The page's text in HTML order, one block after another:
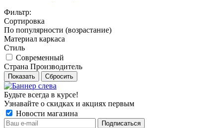
Фильтр:
Сортировка
По популярности (возрастание)
Материал каркаса
Стиль
Современный
Страна Производитель
Показать Сбросить
Будьте всегда в курсе!
Узнавайте о скидках и акциях первым
Новости магазина